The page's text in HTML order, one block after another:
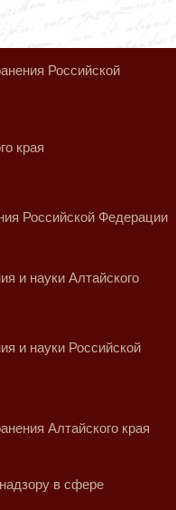
Российской
края
Российской Федерации
и науки Алтайского
и науки Российской
Алтайского края
в сфере